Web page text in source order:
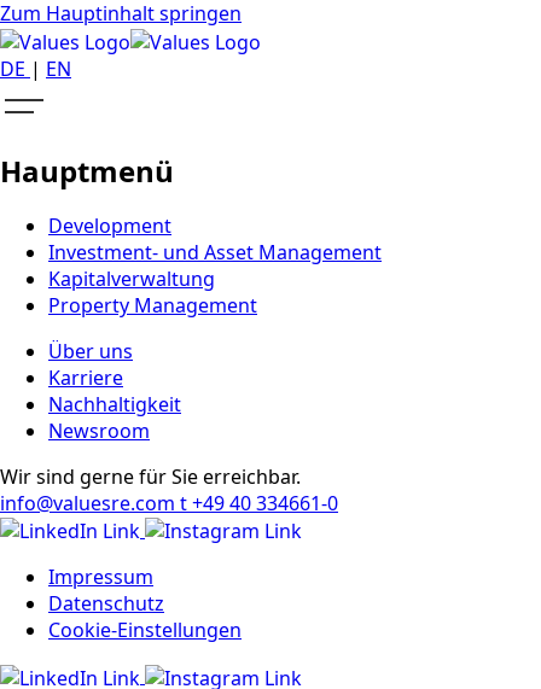
Zum Hauptinhalt springen
DE | EN
Hauptmenü
Development
Investment- und Asset Management
Kapitalverwaltung
Property Management
Über uns
Karriere
Nachhaltigkeit
Newsroom
Wir sind gerne für Sie erreichbar.
info@valuesre.com t +49 40 334661-0
Impressum
Datenschutz
Cookie-Einstellungen